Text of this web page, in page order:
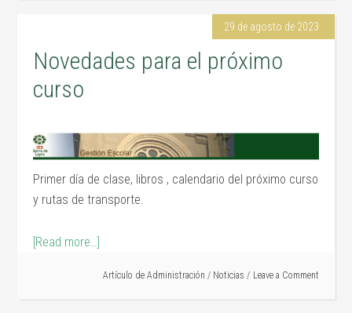
29 de agosto de 2023
Novedades para el próximo
curso
Primer día de clase, libros , calendario del próximo curso
y rutas de transporte.
[Read more…]
Artículo de Administración / Noticias Leave a Comment